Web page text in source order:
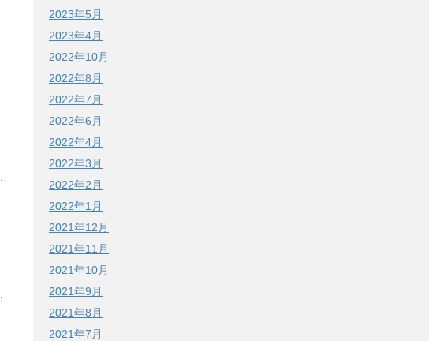
2023年5月
2023年4月
2022年10月
2022年8月
2022年7月
2022年6月
2022年4月
2022年3月
2022年2月
2022年1月
2021年12月
2021年11月
2021年10月
2021年9月
2021年8月
2021年7月